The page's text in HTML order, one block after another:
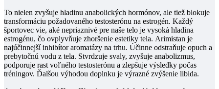
To nielen zvyšuje hladinu anabolických hormónov, ale tiež blokuje
transformáciu požadovaného testosterónu na estrogén. Každý
športovec vie, aké nepriaznivé pre naše telo je vysoká hladina
estrogénu, čo ovplyvňuje zhoršenie estetiky tela. Arimistan je
najúčinnejší inhibítor aromatázy na trhu. Účinne odstraňuje opuch a
prebytočnú vodu z tela. Stvrdzuje svaly, zvyšuje anabolizmus,
podporuje rast voľného testosterónu a zlepšuje výsledky počas
tréningov. Ďalšou výhodou doplnku je výrazné zvýšenie libida.